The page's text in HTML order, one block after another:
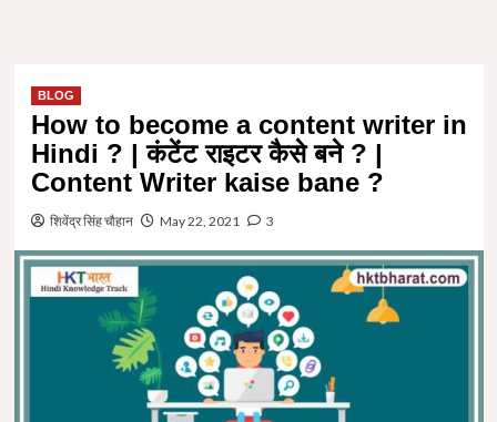
BLOG
How to become a content writer in
Hindi ? | कंटेंट राइटर कैसे बने ? |
Content Writer kaise bane ?
शिवेंद्र सिंह चौहान May 22, 2021 3